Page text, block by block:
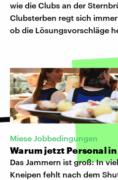
wie die Clubs an der
Clubsterben regt sich
ob die Lösungsvorschläge
Miese Jobbedingungen
Warum jetzt Personal
Das Jammern ist groß: In
Kneipen fehlt nach dem